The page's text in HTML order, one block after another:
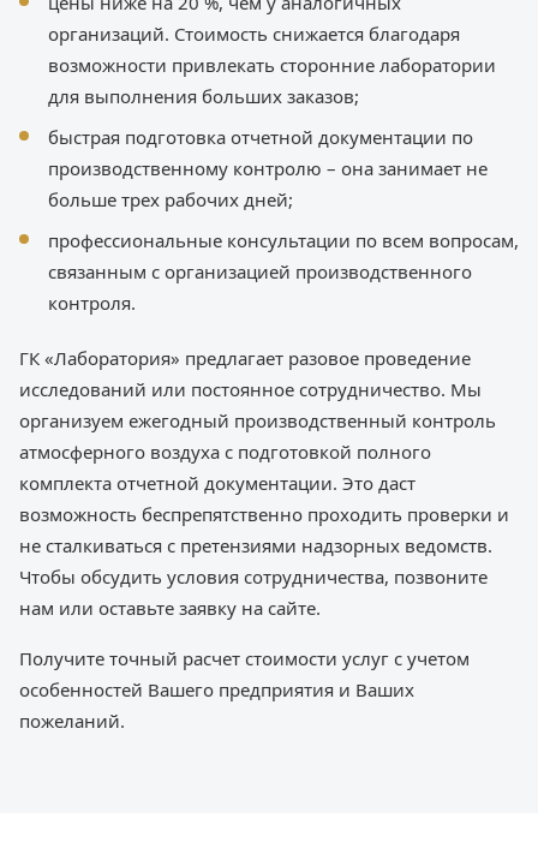
организаций. Стоимость снижается благодаря
возможности привлекать сторонние лаборатории
для выполнения больших заказов;
быстрая подготовка отчетной документации по
производственному контролю – она занимает не
больше трех рабочих дней;
профессиональные консультации по всем вопросам,
связанным с организацией производственного
контроля.
ГК «Лаборатория» предлагает разовое проведение
исследований или постоянное сотрудничество. Мы
организуем ежегодный производственный контроль
атмосферного воздуха с подготовкой полного
комплекта отчетной документации. Это даст
возможность беспрепятственно проходить проверки и
не сталкиваться с претензиями надзорных ведомств.
Чтобы обсудить условия сотрудничества, позвоните
нам или оставьте заявку на сайте.
Получите точный расчет стоимости услуг с учетом
особенностей Вашего предприятия и Ваших
пожеланий.